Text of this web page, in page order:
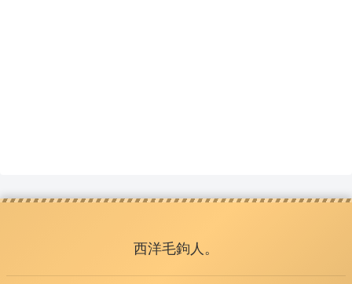
西洋毛鉤人。